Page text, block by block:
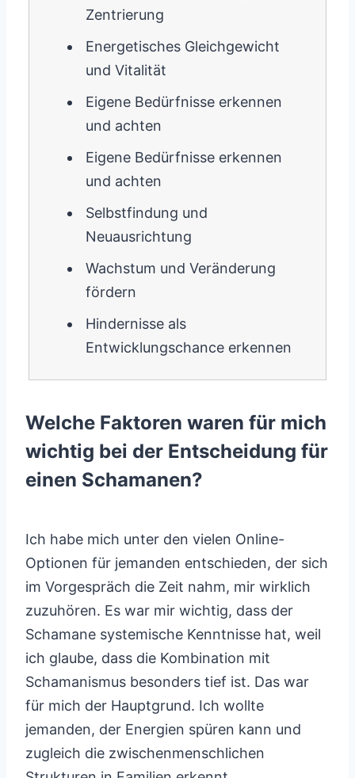
Zentrierung
Energetisches Gleichgewicht
und Vitalität
Eigene Bedürfnisse erkennen
und achten
Eigene Bedürfnisse erkennen
und achten
Selbstfindung und
Neuausrichtung
Wachstum und Veränderung
fördern
Hindernisse als
Entwicklungschance erkennen
Welche Faktoren waren für mich
wichtig bei der Entscheidung für
einen Schamanen?
Ich habe mich unter den vielen Online-
Optionen für jemanden entschieden, der sich
im Vorgespräch die Zeit nahm, mir wirklich
zuzuhören. Es war mir wichtig, dass der
Schamane systemische Kenntnisse hat, weil
ich glaube, dass die Kombination mit
Schamanismus besonders tief ist. Das war
für mich der Hauptgrund. Ich wollte
jemanden, der Energien spüren kann und
zugleich die zwischenmenschlichen